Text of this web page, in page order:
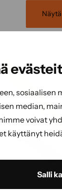
sosiaalisen
median,
voivat
käyttänyt
Salli